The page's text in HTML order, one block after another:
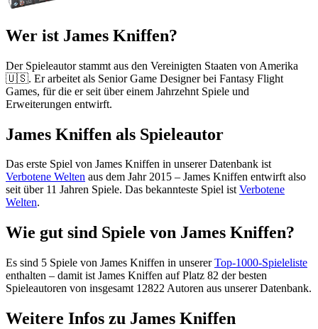
Wer ist James Kniffen?
Der Spieleautor stammt aus den Vereinigten Staaten von Amerika
🇺🇸. Er arbeitet als Senior Game Designer bei Fantasy Flight
Games, für die er seit über einem Jahrzehnt Spiele und
Erweiterungen entwirft.
James Kniffen als Spieleautor
Das erste Spiel von James Kniffen in unserer Datenbank ist
Verbotene Welten aus dem Jahr 2015 – James Kniffen entwirft also
seit über 11 Jahren Spiele. Das bekannteste Spiel istVerbotene
Welten.
Wie gut sind Spiele von James Kniffen?
Es sind 5 Spiele von James Kniffen in unsererTop-1000-Spieleliste
enthalten – damit ist James Kniffen auf Platz 82 der besten
Spieleautoren von insgesamt 12822 Autoren aus unserer Datenbank.
Weitere Infos zu James Kniffen